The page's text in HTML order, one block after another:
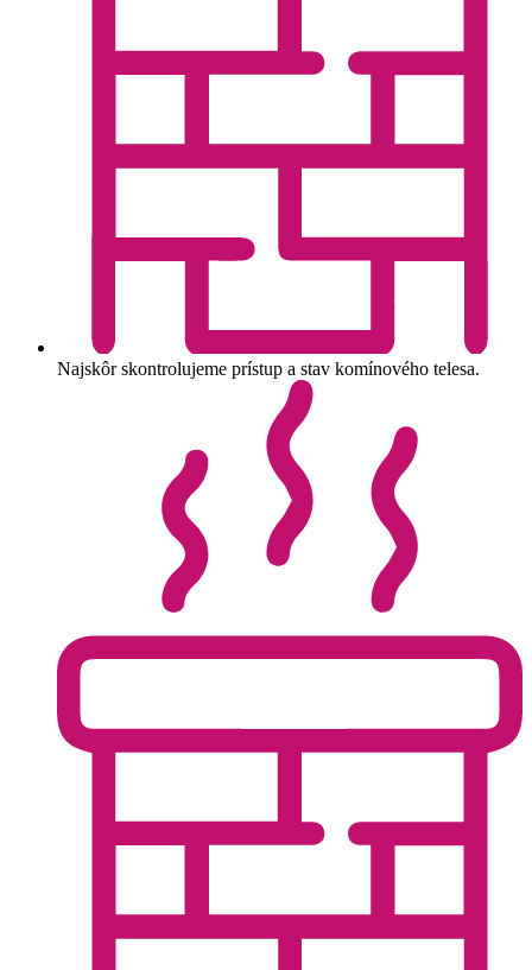
Najskôr skontrolujeme prístup a stav komínového telesa.